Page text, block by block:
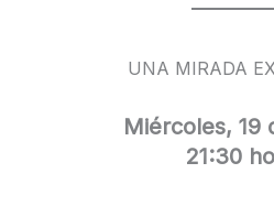
UNA MIRADA
Miércoles, 19
21:30